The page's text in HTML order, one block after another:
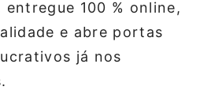
entregue 100 % online,
e abre portas
já nos